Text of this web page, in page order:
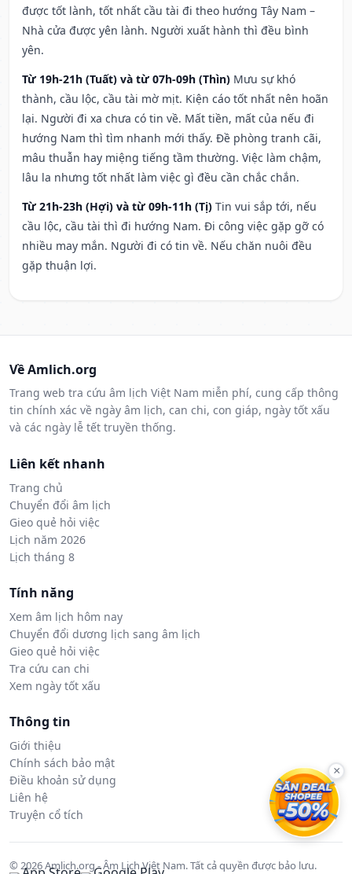
được tốt lành, tốt nhất cầu tài đi theo hướng Tây Nam –
Nhà cửa được yên lành. Người xuất hành thì đều bình
yên.
Từ 19h-21h (Tuất) và từ 07h-09h (Thìn) Mưu sự khó
thành, cầu lộc, cầu tài mờ mịt. Kiện cáo tốt nhất nên hoãn
lại. Người đi xa chưa có tin về. Mất tiền, mất của nếu đi
hướng Nam thì tìm nhanh mới thấy. Đề phòng tranh cãi,
mâu thuẫn hay miệng tiếng tầm thường. Việc làm chậm,
lâu la nhưng tốt nhất làm việc gì đều cần chắc chắn.
Từ 21h-23h (Hợi) và từ 09h-11h (Tị) Tin vui sắp tới, nếu
cầu lộc, cầu tài thì đi hướng Nam. Đi công việc gặp gỡ có
nhiều may mắn. Người đi có tin về. Nếu chăn nuôi đều
gặp thuận lợi.
Về Amlich.org
Trang web tra cứu âm lịch Việt Nam miễn phí, cung cấp thông
tin chính xác về ngày âm lịch, can chi, con giáp, ngày tốt xấu
và các ngày lễ tết truyền thống.
Liên kết nhanh
Trang chủ
Chuyển đổi âm lịch
Gieo quẻ hỏi việc
Lịch năm 2026
Lịch tháng 8
Tính năng
Xem âm lịch hôm nay
Chuyển đổi dương lịch sang âm lịch
Gieo quẻ hỏi việc
Tra cứu can chi
Xem ngày tốt xấu
Thông tin
Giới thiệu
Chính sách bảo mật
Điều khoản sử dụng
Liên hệ
Truyện cổ tích
© 2026 Amlich.org - Âm Lịch Việt Nam. Tất cả quyền được bảo lưu.
×